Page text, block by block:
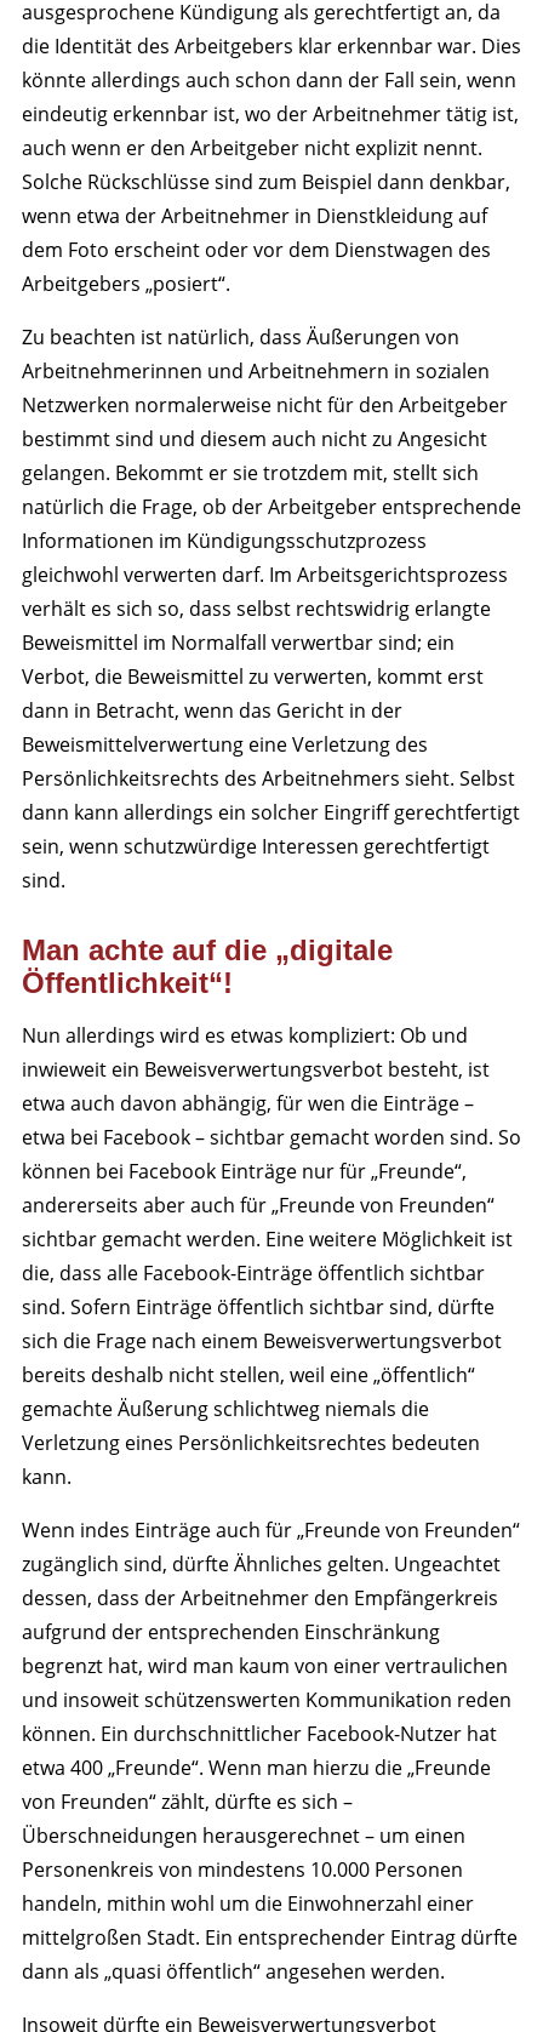
ausgesprochene Kündigung als gerechtfertigt an, da
die Identität des Arbeitgebers klar erkennbar war. Dies
könnte allerdings auch schon dann der Fall sein, wenn
eindeutig erkennbar ist, wo der Arbeitnehmer tätig ist,
auch wenn er den Arbeitgeber nicht explizit nennt.
Solche Rückschlüsse sind zum Beispiel dann denkbar,
wenn etwa der Arbeitnehmer in Dienstkleidung auf
dem Foto erscheint oder vor dem Dienstwagen des
Arbeitgebers „posiert“.
Zu beachten ist natürlich, dass Äußerungen von
Arbeitnehmerinnen und Arbeitnehmern in sozialen
Netzwerken normalerweise nicht für den Arbeitgeber
bestimmt sind und diesem auch nicht zu Angesicht
gelangen. Bekommt er sie trotzdem mit, stellt sich
natürlich die Frage, ob der Arbeitgeber entsprechende
Informationen im Kündigungsschutzprozess
gleichwohl verwerten darf. Im Arbeitsgerichtsprozess
verhält es sich so, dass selbst rechtswidrig erlangte
Beweismittel im Normalfall verwertbar sind; ein
Verbot, die Beweismittel zu verwerten, kommt erst
dann in Betracht, wenn das Gericht in der
Beweismittelverwertung eine Verletzung des
Persönlichkeitsrechts des Arbeitnehmers sieht. Selbst
dann kann allerdings ein solcher Eingriff gerechtfertigt
sein, wenn schutzwürdige Interessen gerechtfertigt
sind.
Man achte auf die „digitale
Öffentlichkeit“!
Nun allerdings wird es etwas kompliziert: Ob und
inwieweit ein Beweisverwertungsverbot besteht, ist
etwa auch davon abhängig, für wen die Einträge –
etwa bei Facebook – sichtbar gemacht worden sind. So
können bei Facebook Einträge nur für „Freunde“,
andererseits aber auch für „Freunde von Freunden“
sichtbar gemacht werden. Eine weitere Möglichkeit ist
die, dass alle Facebook-Einträge öffentlich sichtbar
sind. Sofern Einträge öffentlich sichtbar sind, dürfte
sich die Frage nach einem Beweisverwertungsverbot
bereits deshalb nicht stellen, weil eine „öffentlich“
gemachte Äußerung schlichtweg niemals die
Verletzung eines Persönlichkeitsrechtes bedeuten
kann.
Wenn indes Einträge auch für „Freunde von Freunden“
zugänglich sind, dürfte Ähnliches gelten. Ungeachtet
dessen, dass der Arbeitnehmer den Empfängerkreis
aufgrund der entsprechenden Einschränkung
begrenzt hat, wird man kaum von einer vertraulichen
und insoweit schützenswerten Kommunikation reden
können. Ein durchschnittlicher Facebook-Nutzer hat
etwa 400 „Freunde“. Wenn man hierzu die „Freunde
von Freunden“ zählt, dürfte es sich –
Überschneidungen herausgerechnet – um einen
Personenkreis von mindestens 10.000 Personen
handeln, mithin wohl um die Einwohnerzahl einer
mittelgroßen Stadt. Ein entsprechender Eintrag dürfte
dann als „quasi öffentlich“ angesehen werden.
Insoweit dürfte ein Beweisverwertungsverbot